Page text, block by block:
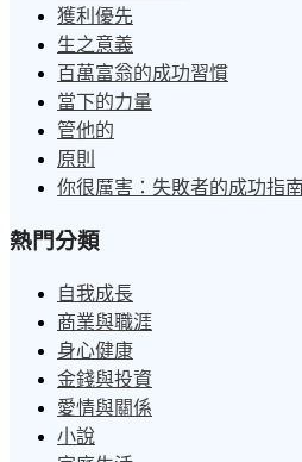
獲利優先
生之意義
百萬富翁的成功習慣
當下的力量
管他的
原則
你很厲害：失敗者的成功指南
熱門分類
自我成長
商業與職涯
身心健康
金錢與投資
愛情與關係
小說